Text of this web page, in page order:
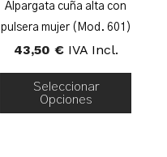
Alpargata cuña alta con
pulsera mujer (Mod. 601)
43,50 € IVA Incl.
Seleccionar
Opciones